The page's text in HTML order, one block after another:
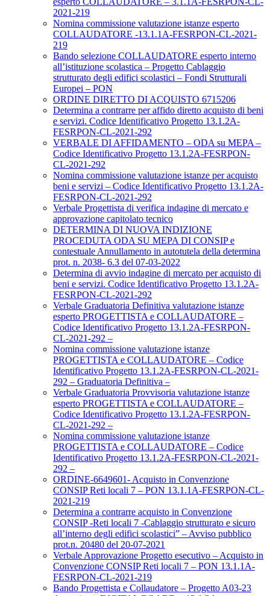
2021-219
Nomina commissione valutazione istanze esperto
COLLAUDATORE -13.1.1A-FESRPON-CL-2021-
219
Bando selezione COLLAUDATORE esperto interno
all’istituzione scolastica – Progetto Cablaggio
strutturato degli edifici scolastici – Fondi Strutturali
Europei – PON
ORDINE DIRETTO DI ACQUISTO 6715206
Determina a contrarre per affido diretto acquisto di beni
e servizi. Codice Identificativo Progetto 13.1.2A-
FESRPON-CL-2021-292
VERBALE DI AFFIDAMENTO – ODA su MEPA –
Codice Identificativo Progetto 13.1.2A-FESRPON-
CL-2021-292
Nomina commissione valutazione istanze per acquisto
beni e servizi – Codice Identificativo Progetto 13.1.2A-
FESRPON-CL-2021-292
Verbale Progettista di verifica indagine di mercato e
approvazione capitolato tecnico
DETERMINA DI NUOVA INDIZIONE
PROCEDUTA ODA SU MEPA DI CONSIP e
contestuale Annullamento in autotutela della determina
prot. n. 2038- 6.3 del 07-03-2022
Determina di avvio indagine di mercato per acquisto di
beni e servizi. Codice Identificativo Progetto 13.1.2A-
FESRPON-CL-2021-292
Verbale Graduatoria Definitiva valutazione istanze
esperto PROGETTISTA e COLLAUDATORE –
Codice Identificativo Progetto 13.1.2A-FESRPON-
CL-2021-292 –
Nomina commissione valutazione istanze
PROGETTISTA e COLLAUDATORE – Codice
Identificativo Progetto 13.1.2A-FESRPON-CL-2021-
292 – Graduatoria Definitiva –
Verbale Graduatoria Provvisoria valutazione istanze
esperto PROGETTISTA e COLLAUDATORE –
Codice Identificativo Progetto 13.1.2A-FESRPON-
CL-2021-292 –
Nomina commissione valutazione istanze
PROGETTISTA e COLLAUDATORE – Codice
Identificativo Progetto 13.1.2A-FESRPON-CL-2021-
292 –
ORDINE-6649601- Acquisto in Convenzione
CONSIP Reti locali 7 – PON 13.1.1A-FESRPON-CL-
2021-219
Determina a contrarre acquisto in Convenzione
CONSIP -Reti locali 7 -Cablaggio strutturato e sicuro
all’interno degli edifici scolastici” – Avviso pubblico
prot.n. 20480 del 20-07-2021
Verbale Approvazione Progetto esecutivo – Acquisto in
Convenzione CONSIP Reti locali 7 – PON 13.1.1A-
FESRPON-CL-2021-219
Bando Progettista e Collaudatore – Progetto A03-23